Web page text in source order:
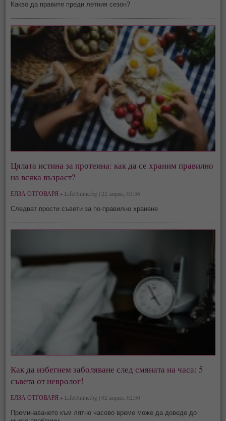
Какво да правите преди летния сезон?
Цялата истина за протеина: как да се храним правилно
на всяка възраст?
ЕЛЗА ОТГОВАРЯ » LifeOnline.bg | 22 април, 01:36
Следват прости съвети за по-правилно хранене
Как да избегнем заболяване след смяната на часа: 5
съвета от невролог!
ЕЛЗА ОТГОВАРЯ » LifeOnline.bg | 02 април, 02:30
Преминаването към лятно часово време може да доведе до